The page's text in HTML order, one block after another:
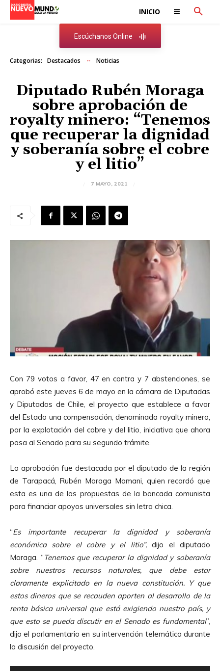
INICIO
Escúchanos Online
Categorias: Destacados Noticias
Diputado Rubén Moraga
sobre aprobación de
royalty minero: “Tenemos
que recuperar la dignidad
y soberanía sobre el cobre
y el litio”
7 MAYO, 2021
Con 79 votos a favor, 47 en contra y 7 abstenciones, se
aprobó este jueves 6 de mayo en la cámara de Diputadas
y Diputados de Chile, el proyecto que establece a favor
del Estado una compensación, denominada royalty minero,
por la explotación del cobre y del litio, iniciativa que ahora
pasa al Senado para su segundo trámite.
La aprobación fue destacada por el diputado de la región
de Tarapacá, Rubén Moraga Mamani, quien recordó que
esta es una de las propuestas de la bancada comunista
para financiar apoyos universales sin letra chica.
“Es importante recuperar la dignidad y soberanía
económica sobre el cobre y el litio”,dijo el diputado
Moraga. “Tenemos que recuperar la dignidad y soberanía
sobre nuestros recursos naturales, que debe estar
claramente explicitado en la nueva constitución. Y que
estos dineros que se recauden aporten al desarrollo de la
renta básica universal que está exigiendo nuestro país, y
que esto se pueda discutir en el Senado es fundamental”,
dijo el parlamentario en su intervención telemática durante
la discusión del proyecto.